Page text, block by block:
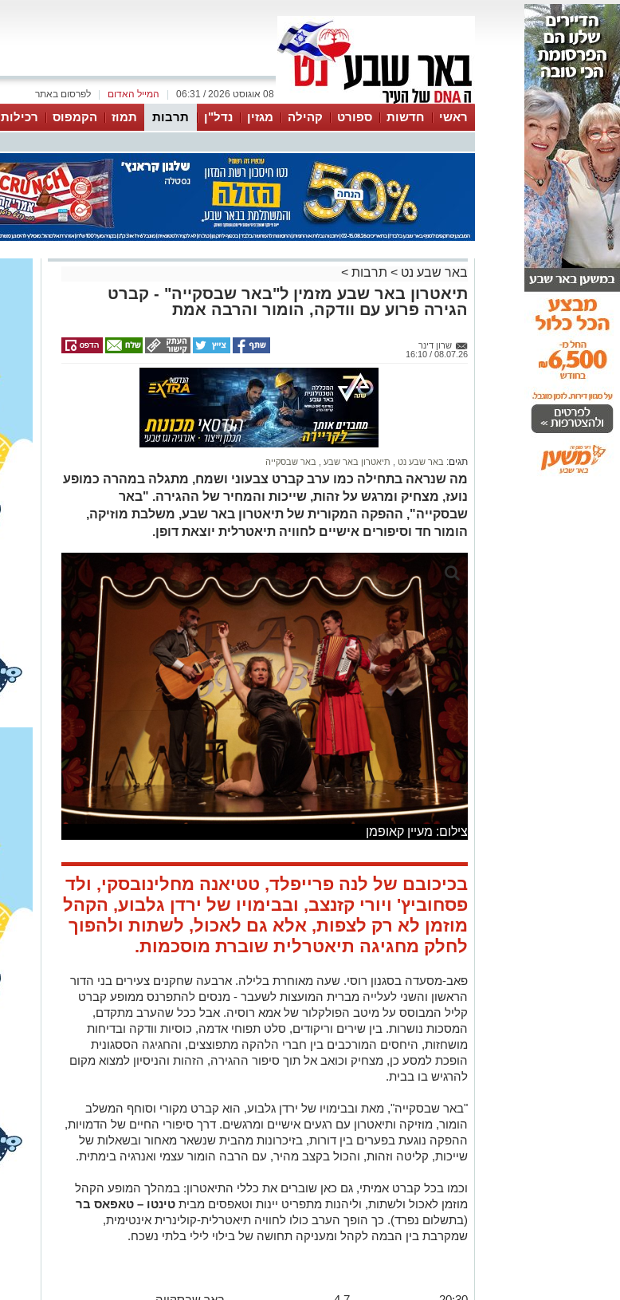
לפרסום באתר המייל האדום 08 אוגוסט 2026 / 06:31
ראשי חדשות ספורט קהילה מגזין נדל"ן תרבות תמוז הקמפוס רכילות
באר שבע נט > תרבות >
תיאטרון באר שבע מזמין ל"באר שבסקייה" - קברט
הגירה פרוע עם וודקה, הומור והרבה אמת
שרון דינר
08.07.26 / 16:10
תגים: באר שבע נט תיאטרון באר שבע באר שבסקייה
מה שנראה בתחילה כמו ערב קברט צבעוני ושמח, מתגלה במהרה כמופע
נועז, מצחיק ומרגש על זהות, שייכות והמחיר של ההגירה. "באר
שבסקייה", ההפקה המקורית של תיאטרון באר שבע, משלבת מוזיקה,
הומור חד וסיפורים אישיים לחוויה תיאטרלית יוצאת דופן.
צילום: מעיין קאופמן
בכיכובם של לנה פרייפלד, טטיאנה מחלינובסקי, ולד
פסחוביץ' ויורי קזנצב, ובבימויו של ירדן גלבוע, הקהל
מוזמן לא רק לצפות, אלא גם לאכול, לשתות ולהפוך
לחלק מחגיגה תיאטרלית שוברת מוסכמות.
פאב-מסעדה בסגנון רוסי. שעה מאוחרת בלילה. ארבעה שחקנים צעירים בני הדור
הראשון והשני לעלייה מברית המועצות לשעבר - מנסים להתפרנס ממופע קברט
קליל המבוסס על מיטב הפולקלור של אמא רוסיה. אבל ככל שהערב מתקדם,
המסכות נושרות. בין שירים וריקודים, סלט תפוחי אדמה, כוסיות וודקה ובדיחות
מושחזות, היחסים המורכבים בין חברי הלהקה מתפוצצים, והחגיגה הססגונית
הופכת למסע כן, מצחיק וכואב אל תוך סיפור ההגירה, הזהות והניסיון למצוא מקום
להרגיש בו בבית.
"באר שבסקייה", מאת ובבימויו של ירדן גלבוע, הוא קברט מקורי וסוחף המשלב
הומור, מוזיקה ותיאטרון עם רגעים אישיים ומרגשים. דרך סיפורי החיים של הדמויות,
ההפקה נוגעת בפערים בין דורות, בזיכרונות מהבית שנשאר מאחור ובשאלות של
שייכות, קליטה וזהות, והכול בקצב מהיר, עם הרבה הומור עצמי ואנרגיה בימתית.
וכמו בכל קברט אמיתי, גם כאן שוברים את כללי התיאטרון: במהלך המופע הקהל
מוזמן לאכול ולשתות, וליהנות מתפריט יינות וטאפסים מבית טינטו – טאפאס בר
(בתשלום נפרד). כך הופך הערב כולו לחוויה תיאטרלית-קולינרית אינטימית,
שמקרבת בין הבמה לקהל ומעניקה תחושה של בילוי לילי בלתי נשכח.